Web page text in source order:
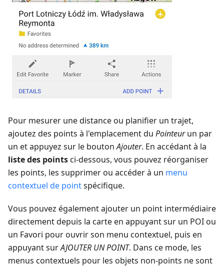
Pour mesurer une distance ou planifier un trajet,
ajoutez des points à l'emplacement du Pointeurun par
un et appuyez sur le boutonAjouter. En accédant à la
liste des pointsci-dessous, vous pouvez réorganiser
les points, les supprimer ou accéder à un menu
contextuel de pointspécifique.
Vous pouvez également ajouter un point intermédiaire
directement depuis la carte en appuyant sur un POI ou
un Favori pour ouvrir son menu contextuel, puis en
appuyant surAJOUTER UN POINT. Dans ce mode, les
menus contextuels pour les objets non-points ne sont